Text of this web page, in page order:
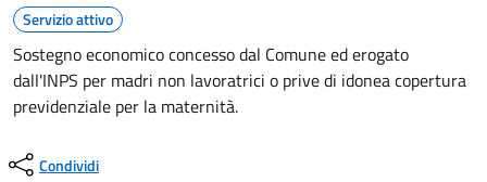
Servizio attivo
Sostegno economico concesso dal Comune ed erogato
dall'INPS per madri non lavoratrici o prive di idonea copertura
previdenziale per la maternità.
Condividi